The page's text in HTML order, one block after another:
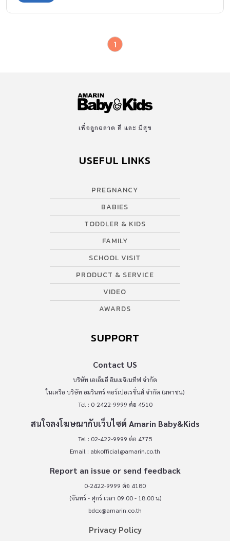
1
เพื่อลูกฉลาด ดี และ มีสุข
USEFUL LINKS
PREGNANCY
BABIES
TODDLER & KIDS
FAMILY
SCHOOL VISIT
PRODUCT & SERVICE
VIDEO
AWARDS
SUPPORT
Contact US
บริษัท เอเอ็มอี อิมเมจิเนทีฟ จำกัด
ในเครือ บริษัท อมรินทร์ คอร์เปอเรชั่นส์ จำกัด (มหาชน)
Tel : 0-2422-9999 ต่อ 4510
สนใจลงโฆษณากับเว็บไซต์ Amarin Baby&Kids
Tel : 02-422-9999 ต่อ 4775
Email : abkofficial@amarin.co.th
Report an issue or send feedback
0-2422-9999 ต่อ 4180
(จันทร์ - ศุกร์ เวลา 09.00 - 18.00 น)
bdcx@amarin.co.th
Privacy Policy